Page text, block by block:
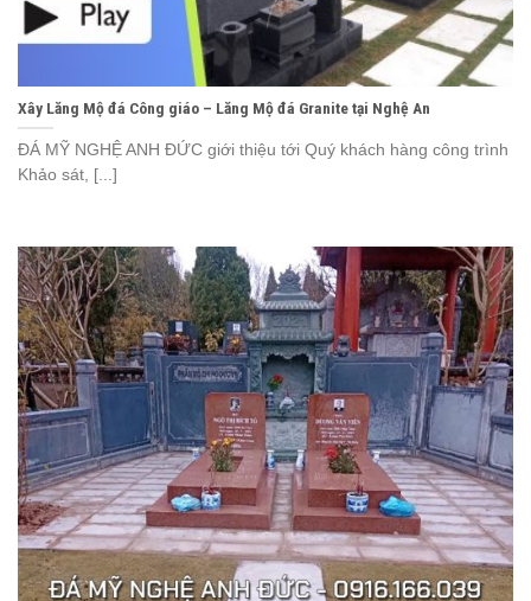
Xây Lăng Mộ đá Công giáo – Lăng Mộ đá Granite tại Nghệ An
ĐÁ MỸ NGHỆ ANH ĐỨC giới thiệu tới Quý khách hàng công trình
Khảo sát, [...]